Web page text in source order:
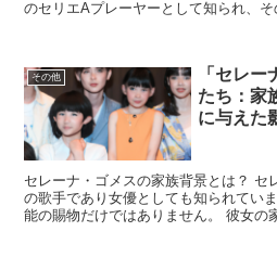
のセリエAプレーヤーとして知られ、
その他
「セレ
たち：家
に与えた
セレーナ・ゴメスの家族背景とは？ セ
の歌手であり女優としても知られてい
能の賜物だけではありません。 彼女の